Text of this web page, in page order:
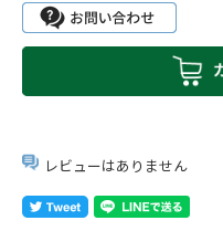
レビューはありません